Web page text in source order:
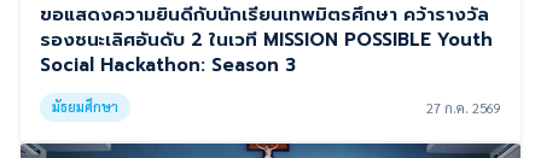
ขอแสดงความยินดีกับนักเรียนเทพมิตรศึกษา คว้ารางวัล
รองชนะเลิศอันดับ 2 ในเวที MISSION POSSIBLE Youth
Social Hackathon: Season 3
มัธยมศึกษา 27 ก.ค. 2569